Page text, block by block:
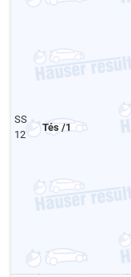
SS
12
Tés /1